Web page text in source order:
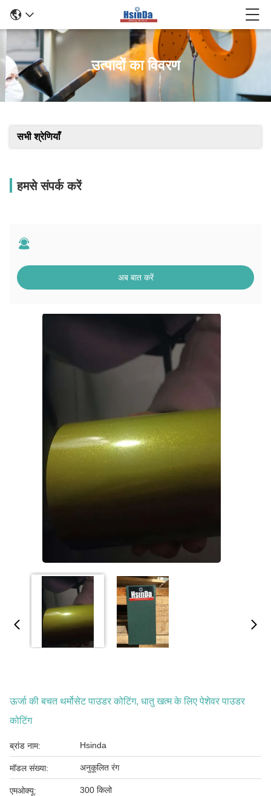
उत्पादों का विवरण
सभी श्रेणियाँ
हमसे संपर्क करें
अब बात करें
ऊर्जा की बचत थर्मोसेट पाउडर कोटिंग, धातु खत्म के लिए पेशेवर पाउडर
कोटिंग
ब्रांड नाम: Hsinda
मॉडल संख्या: अनुकूलित रंग
एमओक्यू: 300 किलो